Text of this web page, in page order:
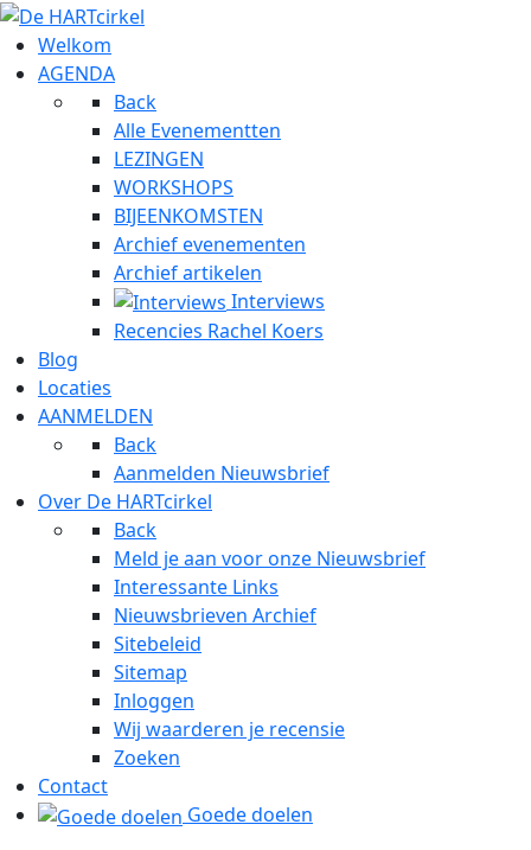
Welkom
AGENDA
Back
Alle Evenementten
LEZINGEN
WORKSHOPS
BIJEENKOMSTEN
Archief evenementen
Archief artikelen
Interviews
Recencies Rachel Koers
Blog
Locaties
AANMELDEN
Back
Aanmelden Nieuwsbrief
Over De HARTcirkel
Back
Meld je aan voor onze Nieuwsbrief
Interessante Links
Nieuwsbrieven Archief
Sitebeleid
Sitemap
Inloggen
Wij waarderen je recensie
Zoeken
Contact
Goede doelen